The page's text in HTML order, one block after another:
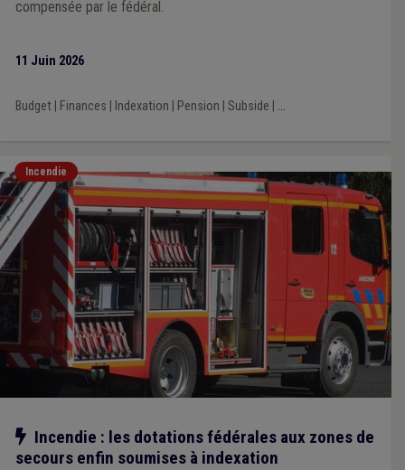
compensée par le fédéral.
11 Juin 2026
Budget| Finances Indexation Pension Subside ...
Incendie
Notre action
Incendie : les dotations fédérales aux zones de
secours enfin soumises à indexation